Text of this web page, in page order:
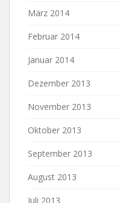
März 2014
Februar 2014
Januar 2014
Dezember 2013
November 2013
Oktober 2013
September 2013
August 2013
Juli 2013